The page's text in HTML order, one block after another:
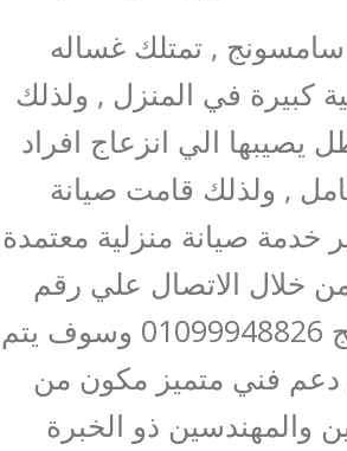
, تمتلك غساله
كبيرة في المنزل , ولذلك
الي انزعاج افراد
, ولذلك قامت صيانة
خدمة صيانة منزلية معتمدة
خلال الاتصال علي رقم
شركه سامسونج 01099948826 وسوف يتم
فني متميز مكون من
والمهندسين ذو الخبرة